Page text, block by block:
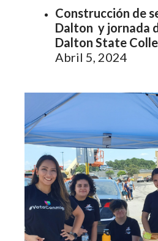
Construcción de
Dalton y jornada
Dalton State
Abril 5, 2024